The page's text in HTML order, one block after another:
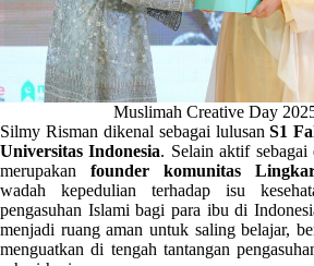
Muslimah Creative Day
Silmy Risman dikenal sebagai lulusanS1
Universitas Indonesia. Selain aktif sebagai
merupakan founder komunitas
wadah kepedulian terhadap isu
pengasuhan Islami bagi para ibu di
menjadi ruang aman untuk saling belajar,
menguatkan di tengah tantangan